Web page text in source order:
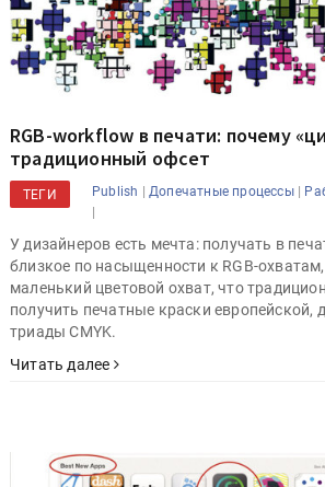
RGB-workflow в печати: почему
традиционный офсет
ТЕГИ Publish | Допечатные процессы|
|
У дизайнеров есть мечта: получать в
близкое по насыщенности к RGB-
маленький цветовой охват, что
получить печатные краски европейской,
триады CMYK.
Читать далее